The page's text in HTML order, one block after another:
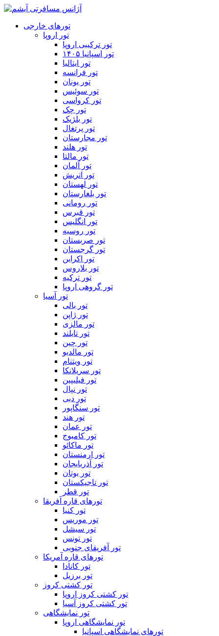
تورهای خارجی
تور اروپا
تور ترکیبی اروپا
تور اسپانیا ۱۴۰۵
تور ایتالیا
تور فرانسه
تور یونان
تور سوئیس
تور کرواسی
تور چک
تور بلژیک
تور پرتغال
تور مجارستان
تور هلند
تور مالتا
تور آلمان
تور اتریش
تور لهستان
تور بلغارستان
تور رومانی
تور قبرس
تور انگلیس
تور روسیه
تور صربستان
تور گرجستان
تور اکراین
تور بلاروس
تور ترکیه
تور گروهی اروپا
تور آسیا
تور بالی
تور ژاپن
تور مالزی
تور تایلند
تور چین
تور مالدیو
تور ویتنام
تور سریلانکا
تور فیلیپین
تور نپال
تور دبی
تور سنگاپور
تور هند
تور عمان
تور کامبوج
تور ماکائو
تور ارمنستان
تور آذربایجان
تور بوتان
تور تاجیکستان
تور قطر
تورهای قاره آفریقا
تور کنیا
تور موریس
تور سیشل
تور تونس
تور آفریقای جنوبی
تورهای قاره آمریکا
تور کانادا
تور برزیل
تور کشتی کروز
تور کشتی کروز اروپا
تور کشتی کروز آسیا
تور نمایشگاهی
تور نمایشگاهی اروپا
تورهای نمایشگاهی اسپانیا